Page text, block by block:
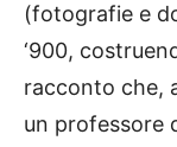
(fotografie e
‘900,
racconto che,
un professore